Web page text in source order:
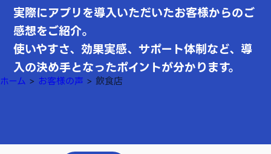
実際にアプリを導入いただいたお客様からのご
感想をご紹介。
使いやすさ、効果実感、サポート体制など、導
入の決め手となったポイントが分かります。
ホーム > お客様の声 > 飲食店